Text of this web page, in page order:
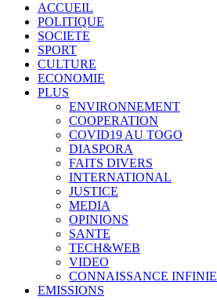
ACCUEIL
POLITIQUE
SOCIETE
SPORT
CULTURE
ECONOMIE
PLUS
ENVIRONNEMENT
COOPERATION
COVID19 AU TOGO
DIASPORA
FAITS DIVERS
INTERNATIONAL
JUSTICE
MEDIA
OPINIONS
SANTE
TECH&WEB
VIDEO
CONNAISSANCE INFINIE
EMISSIONS